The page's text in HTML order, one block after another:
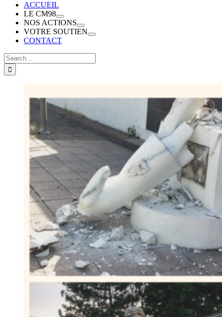
ACCUEIL
LE CM98
NOS ACTIONS
VOTRE SOUTIEN
CONTACT
Search
for:
Larger
Image